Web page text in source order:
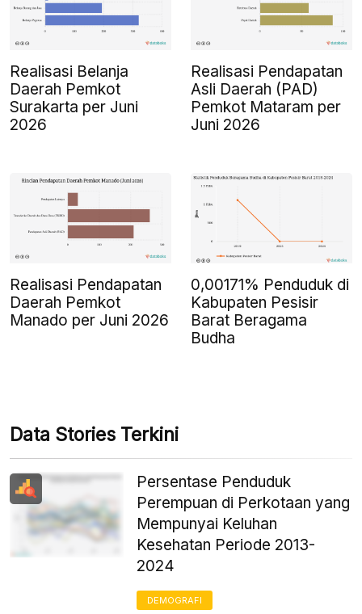
Realisasi Belanja
Daerah Pemkot
Surakarta per Juni
2026
Realisasi Pendapatan
Asli Daerah (PAD)
Pemkot Mataram per
Juni 2026
Realisasi Pendapatan
Daerah Pemkot
Manado per Juni 2026
0,00171% Penduduk di
Kabupaten Pesisir
Barat Beragama
Budha
Data Stories Terkini
Persentase Penduduk
Perempuan di Perkotaan yang
Mempunyai Keluhan
Kesehatan Periode 2013-
2024
DEMOGRAFI